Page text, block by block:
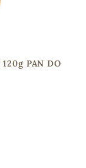
PAN DO